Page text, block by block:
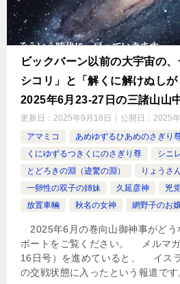
ビックバーン以前の大宇宙の
シコリ」と「解くに解けぬし
2025年6月23-27日の三諸山山
更新日： 2025年9月18日 公開日： 2025
アマミコ
あめゆずるひあめのさぎり
くにゆずるつきくにのさぎり尊
シニ
とどろきの淵（迹驚の淵）
りょうさ
一卵性の双子の姉妹
久延彦神 兇
放置車輛
秋名の女神 網野子のお
2025年6月の巻向山御神事がどう
ポートをご覧ください。 メルマ
16日号）を進めていると、 イス
の交戦状態に入ったという報道